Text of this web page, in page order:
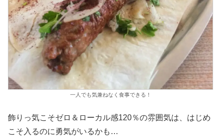
一人でも気兼ねなく食事できる！
飾りっ気こそゼロ＆ローカル感120％の雰囲気は、はじめ
こそ入るのに勇気がいるかも…